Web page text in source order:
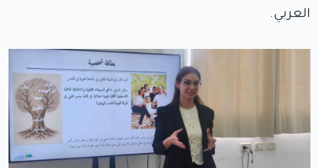
العربي.